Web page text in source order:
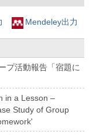
Mendeley出力
プ活動報告「宿題に
in a Lesson –
Study of Group